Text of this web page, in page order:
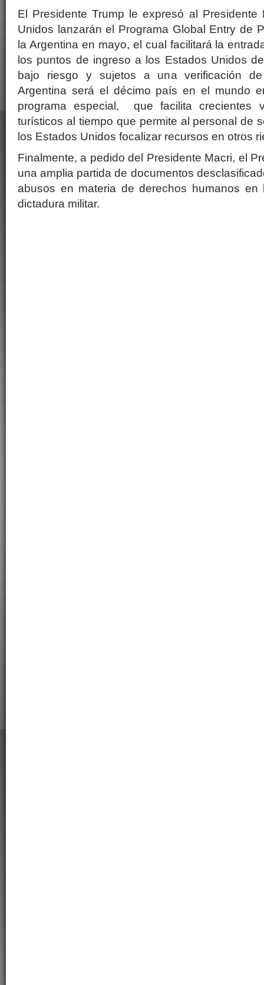
El Presidente Trump le expresó al Presidente
Unidos lanzarán el Programa Global Entry de
la Argentina en mayo, el cual facilitará la
los puntos de ingreso a los Estados Unidos
bajo riesgo y sujetos a una verificación
Argentina será el décimo país en el mundo
programa especial, que facilita crecientes
turísticos al tiempo que permite al personal de
los Estados Unidos focalizar recursos en otros
Finalmente, a pedido del Presidente Macri, el
una amplia partida de documentos
abusos en materia de derechos humanos en
dictadura militar.